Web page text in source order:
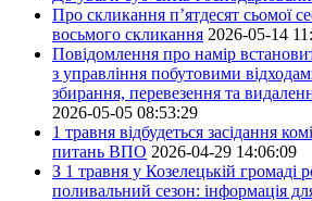
Про скликання п’ятдесят сьомої
восьмого скликання 2026-05-14
Повідомлення про намір
з управління побутовими
збирання, перевезення та
2026-05-05 08:53:29
1 травня відбудеться засідання
питань ВПО 2026-04-29 14:06:09
З 1 травня у Козелецькій громаді
поливальний сезон: інформація